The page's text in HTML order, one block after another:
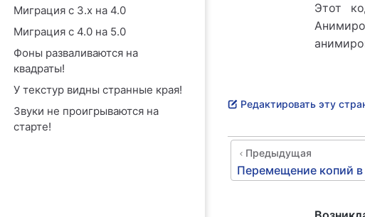
Миграция с 3.x на 4.0
Миграция с 4.0 на 5.0
Фоны разваливаются на
квадраты!
У текстур видны странные края!
Звуки не проигрываются на
старте!
Этот
Редактировать эту
Предыдущая
Перемещение копий